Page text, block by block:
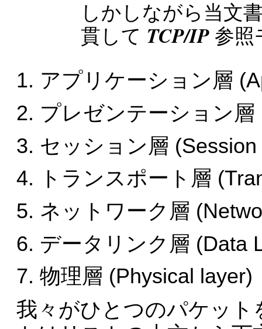
しかしながら当文
貫して TCP/IP 参照
アプリケーション層
プレゼンテーション
セッション層 (Session
トランスポート層
ネットワーク層
データリンク層 (Data
物理層 (Physical layer)
我々がひとつのパケッ